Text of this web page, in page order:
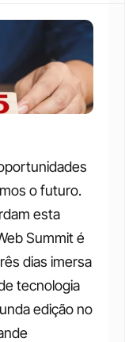
o futuro.
esta
Summit é
dias imersa
tecnologia
edição no